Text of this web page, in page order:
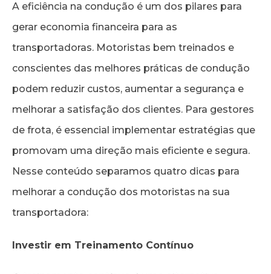
A eficiência na condução é um dos pilares para
gerar economia financeira para as
transportadoras. Motoristas bem treinados e
conscientes das melhores práticas de condução
podem reduzir custos, aumentar a segurança e
melhorar a satisfação dos clientes. Para gestores
de frota, é essencial implementar estratégias que
promovam uma direção mais eficiente e segura.
Nesse conteúdo separamos quatro dicas para
melhorar a condução dos motoristas na sua
transportadora:
Investir em Treinamento Contínuo